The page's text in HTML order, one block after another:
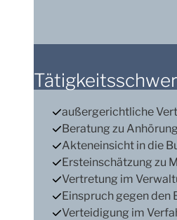
außergerichtliche
Beratung zu
Akteneinsicht in die
Ersteinschätzung zu
Vertretung im
Einspruch gegen den
Verteidigung im